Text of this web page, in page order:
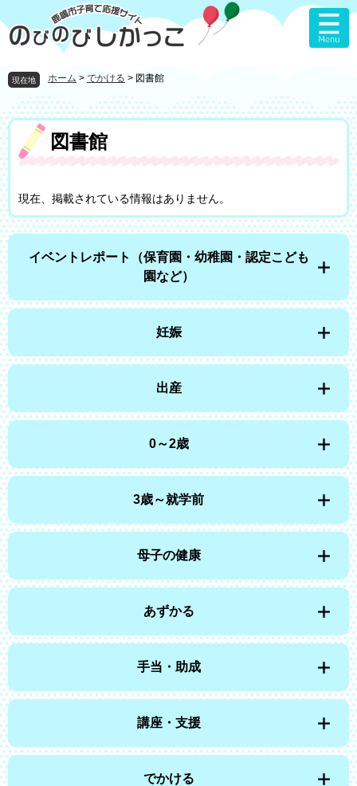
ー
ジ
先
頭
す
。
ニ
ュ
を
飛
し
て
本
文
へ
現在地 ホーム > でかける > 図書館
本
文
図書館
現在、掲載されている情報はありません。
イベントレポート（保育園・幼稚園・認定こども
園など）
妊娠
出産
0～2歳
3歳～就学前
母子の健康
あずかる
手当・助成
講座・支援
でかける